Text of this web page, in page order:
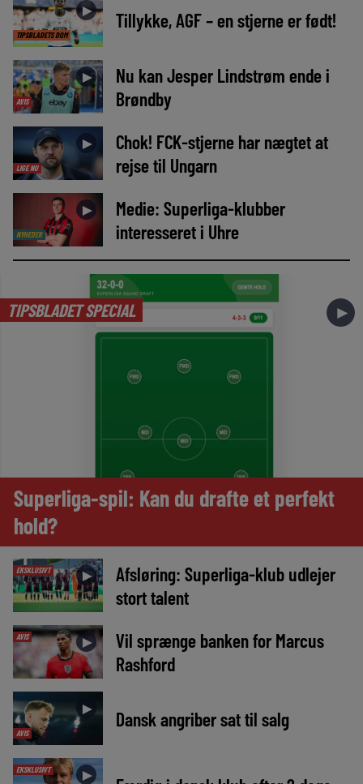
TIPSBLADETS DOM
► Tillykke, AGF – en stjerne er født!
AVIS
►
Nu kan Jesper Lindstrøm ende i
Brøndby
LIGE NU
►
Chok! FCK-stjerne har nægtet at
rejse til Ungarn
NYHEDER
►
Medie: Superliga-klubber
interesseret i Uhre
TIPSBLADET SPECIAL ►
Superliga-spil: Kan du drafte et perfekt
hold?
EKSKLUSIVT ►
Afsløring: Superliga-klub udlejer
stort talent
AVIS ►
Vil sprænge banken for Marcus
Rashford
AVIS
► Dansk angriber sat til salg
EKSKLUSIVT ►